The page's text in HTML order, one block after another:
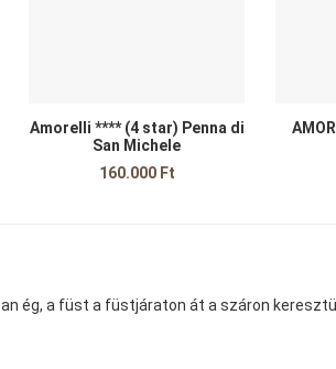
Amorelli **** (4 star) Penna di
San Michele
160.000 Ft
ég, a füst a füstjáraton át a száron